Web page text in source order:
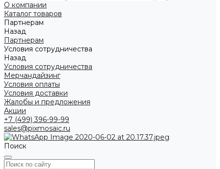
О компании
Каталог товаров
Партнерам
Назад
Партнерам
Условия сотрудничества
Назад
Условия сотрудничества
Мерчандайзинг
Условия оплаты
Условия доставки
Жалобы и предложения
Акции
+7 (499) 396-99-99
sales@pixmosaic.ru
Поиск